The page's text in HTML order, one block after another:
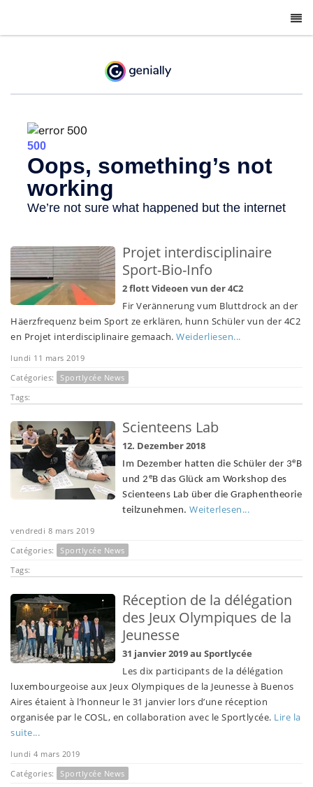
Projet interdisciplinaire
Sport-Bio-Info
2 flott Videoen vun der 4C2
Fir Verännerung vum Bluttdrock an der
Häerzfrequenz beim Sport ze erklären, hunn Schüler vun der 4C2
en Projet interdisciplinaire gemaach. Weiderliesen...
lundi 11 mars 2019
Catégories:
Sportlycée News
Tags:
Scienteens Lab
12. Dezember 2018
Im Dezember hatten die Schüler der 3eB
und 2eB das Glück am Workshop des
Scienteens Lab über die Graphentheorie
teilzunehmen. Weiterlesen...
vendredi 8 mars 2019
Catégories:
Sportlycée News
Tags:
Réception de la délégation
des Jeux Olympiques de la
Jeunesse
31 janvier 2019 au Sportlycée
Les dix participants de la délégation
luxembourgeoise aux Jeux Olympiques de la Jeunesse à Buenos
Aires étaient à l’honneur le 31 janvier lors d’une réception
organisée par le COSL, en collaboration avec le Sportlycée. Lire la
suite...
lundi 4 mars 2019
Catégories:
Sportlycée News